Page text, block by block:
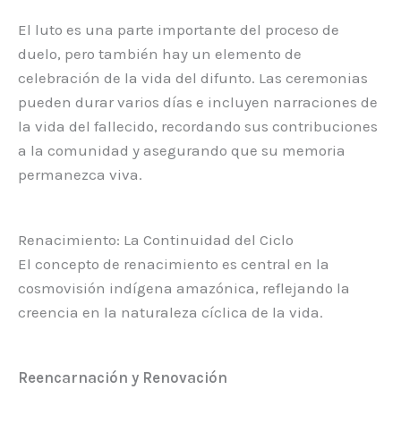
El luto es una parte importante del proceso de
duelo, pero también hay un elemento de
celebración de la vida del difunto. Las ceremonias
pueden durar varios días e incluyen narraciones de
la vida del fallecido, recordando sus contribuciones
a la comunidad y asegurando que su memoria
permanezca viva.
Renacimiento: La Continuidad del Ciclo
El concepto de renacimiento es central en la
cosmovisión indígena amazónica, reflejando la
creencia en la naturaleza cíclica de la vida.
Reencarnación y Renovación